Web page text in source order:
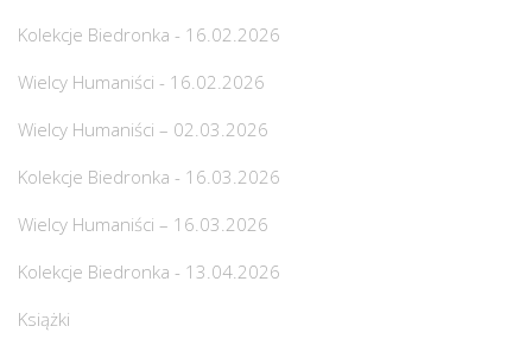
Kolekcje Biedronka - 16.02.2026
Wielcy Humaniści - 16.02.2026
Wielcy Humaniści – 02.03.2026
Kolekcje Biedronka - 16.03.2026
Wielcy Humaniści – 16.03.2026
Kolekcje Biedronka - 13.04.2026
Książki